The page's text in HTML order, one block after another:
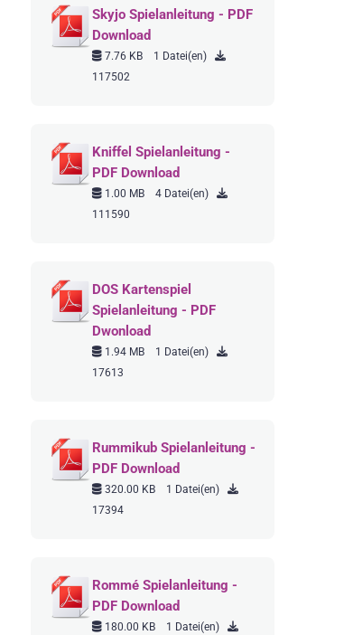
Skyjo Spielanleitung - PDF
Download
7.76 KB
1 Datei(en)
117502
Kniffel Spielanleitung -
PDF Download
1.00 MB
4 Datei(en)
111590
DOS Kartenspiel
Spielanleitung - PDF
Dwonload
1.94 MB
1 Datei(en)
17613
Rummikub Spielanleitung -
PDF Download
320.00 KB
1 Datei(en)
17394
Rommé Spielanleitung -
PDF Download
180.00 KB
1 Datei(en)